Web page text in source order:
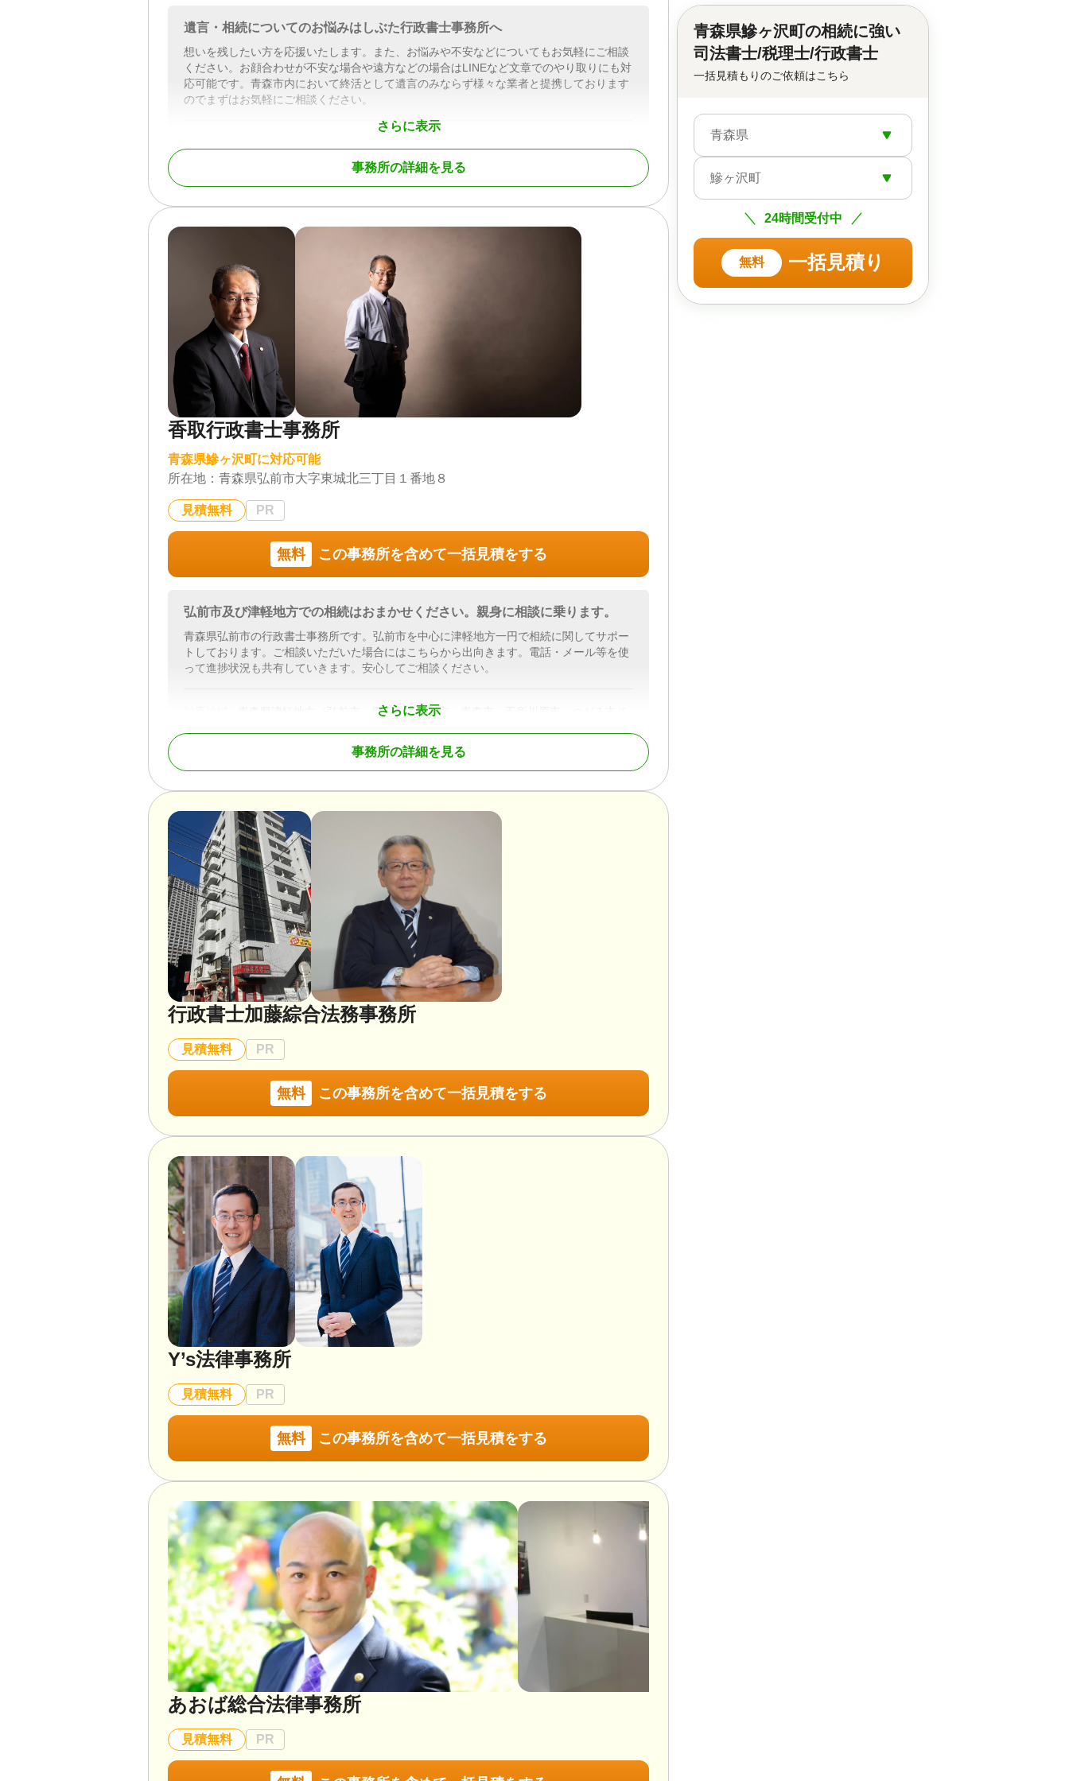
さらに表示
遺言・相続についてのお悩みはしぶた行政書士事務所へ
想いを残したい方を応援いたします。また、お悩みや不安などについてもお気軽にご相談
ください。お顔合わせが不安な場合や遠方などの場合はLINEなど文章でのやり取りにも対
応可能です。青森市内において終活として遺言のみならず様々な業者と提携しております
のでまずはお気軽にご相談ください。
遺言書 / 遺産分割 / 相続財産調査 / 相続手続き / 銀行手続き / 戸籍収集 / 相続人
調査
面談可 / 事務所面談可
事務所の詳細を見る
香取行政書士事務所
青森県鰺ヶ沢町に対応可能
所在地： 青森県弘前市大字東城北三丁目１番地８
見積無料 PR
無料 この事務所を含めて一括見積をする
さらに表示
弘前市及び津軽地方での相続はおまかせください。親身に相談に乗ります。
青森県弘前市の行政書士事務所です。弘前市を中心に津軽地方一円で相続に関してサポー
トしております。ご相談いただいた場合にはこちらから出向きます。電話・メール等を使
って進捗状況も共有していきます。安心してご相談ください。
青森県津軽地方（弘前市・黒石市・平川市・青森市・五所川原市・つがる市そ
の他近郊の町村）
遺言書 / 遺産分割 / 相続財産調査 / 相続手続き / 銀行手続き / 戸籍収集 / 相続人
調査
事務所の詳細を見る
行政書士加藤綜合法務事務所
見積無料 PR
無料 この事務所を含めて一括見積をする
Y’s法律事務所
見積無料 PR
無料 この事務所を含めて一括見積をする
あおば総合法律事務所
見積無料 PR
青森県鰺ヶ沢町の相続に強い
司法書士/税理士/行政書士
一括見積もりのご依頼はこちら
青森県
鰺ヶ沢町
24時間受付中
無料 一括見積り